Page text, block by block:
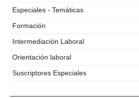
Especiales - Temáticas
Formación
Intermediación Laboral
Orientación laboral
Suscriptores Especiales